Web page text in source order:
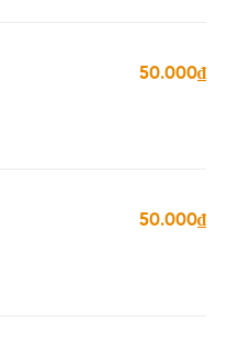
50.000₫
50.000₫